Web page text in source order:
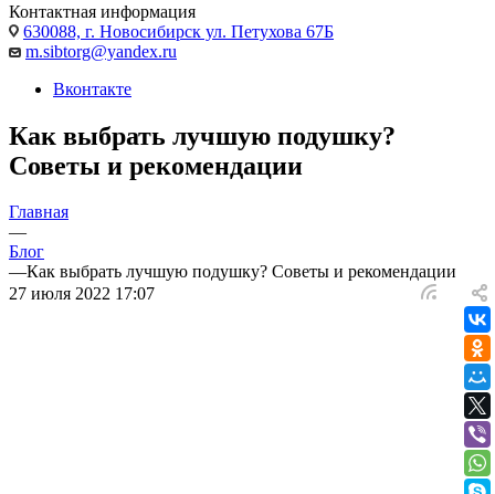
Контактная информация
630088, г. Новосибирск ул. Петухова 67Б
m.sibtorg@yandex.ru
Вконтакте
Как выбрать лучшую подушку?
Советы и рекомендации
Главная
—
Блог
—Как выбрать лучшую подушку? Советы и рекомендации
27 июля 2022 17:07